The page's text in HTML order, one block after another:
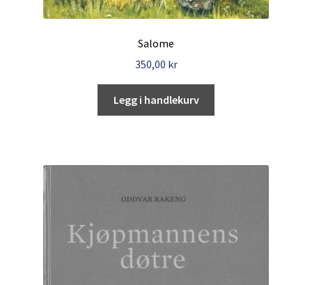
Salome
350,00 kr
Legg i handlekurv